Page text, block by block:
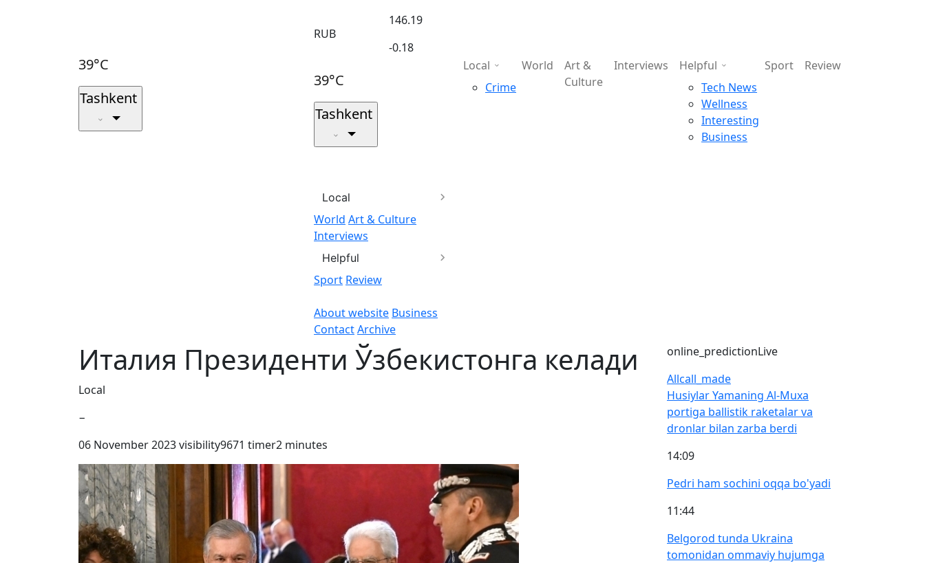
39°C
Tashkent
RUB
146.19
-0.18
39°C
Tashkent
Local
World Art & Culture
Interviews
Helpful
Sport Review
About website Business
ContactArchive
Local
Crime
World
Art &
Culture
Interviews
Helpful
Tech News
Wellness
Interesting
Business
Sport Review
Италия Президенти Ўзбекистонга келади
Local
−
06 November 2023visibility9671 timer2 minutes
online_predictionLive
Allcall_made
Husiylar Yamaning Al-Muxa
portiga ballistik raketalar va
dronlar bilan zarba berdi
14:09
Pedri ham sochini oqqa bo'yadi
11:44
Belgorod tunda Ukraina
tomonidan ommaviy hujumga